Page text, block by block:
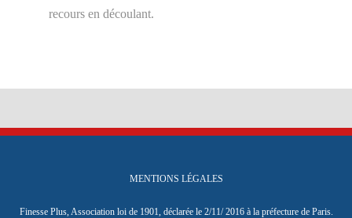
recours en découlant.
MENTIONS LÉGALES
Finesse Plus, Association loi de 1901, déclarée le 2/11/ 2016 à la préfecture de Paris.